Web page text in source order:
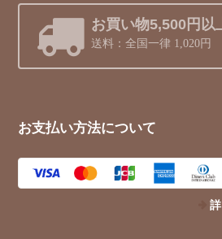
お買い物5,500円以
送料：全国一律 1,020円
お支払い方法について